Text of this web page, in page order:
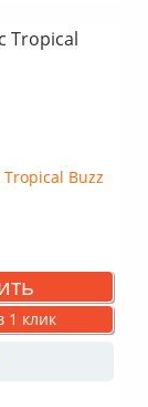
Tropical
1 клик